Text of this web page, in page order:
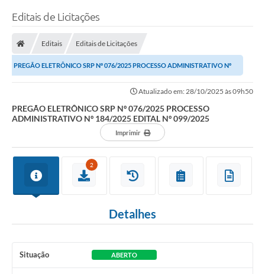
Transparência
Ouvidoria
Secretarias
Secretarias
Legislação
Editais de Licitações
Editais Editais de Licitações
PREGÃO ELETRÔNICO SRP Nº 076/2025 PROCESSO ADMINISTRATIVO Nº
Atualizado em: 28/10/2025 às 09h50
PREGÃO ELETRÔNICO SRP Nº 076/2025 PROCESSO
ADMINISTRATIVO Nº 184/2025 EDITAL Nº 099/2025
Imprimir
2
Detalhes
Situação ABERTO